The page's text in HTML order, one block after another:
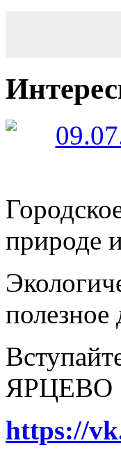
природе
ЯРЦЕВО
https://